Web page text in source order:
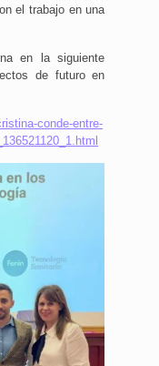
el trabajo en una
en la siguiente
de futuro en
conde-entre-